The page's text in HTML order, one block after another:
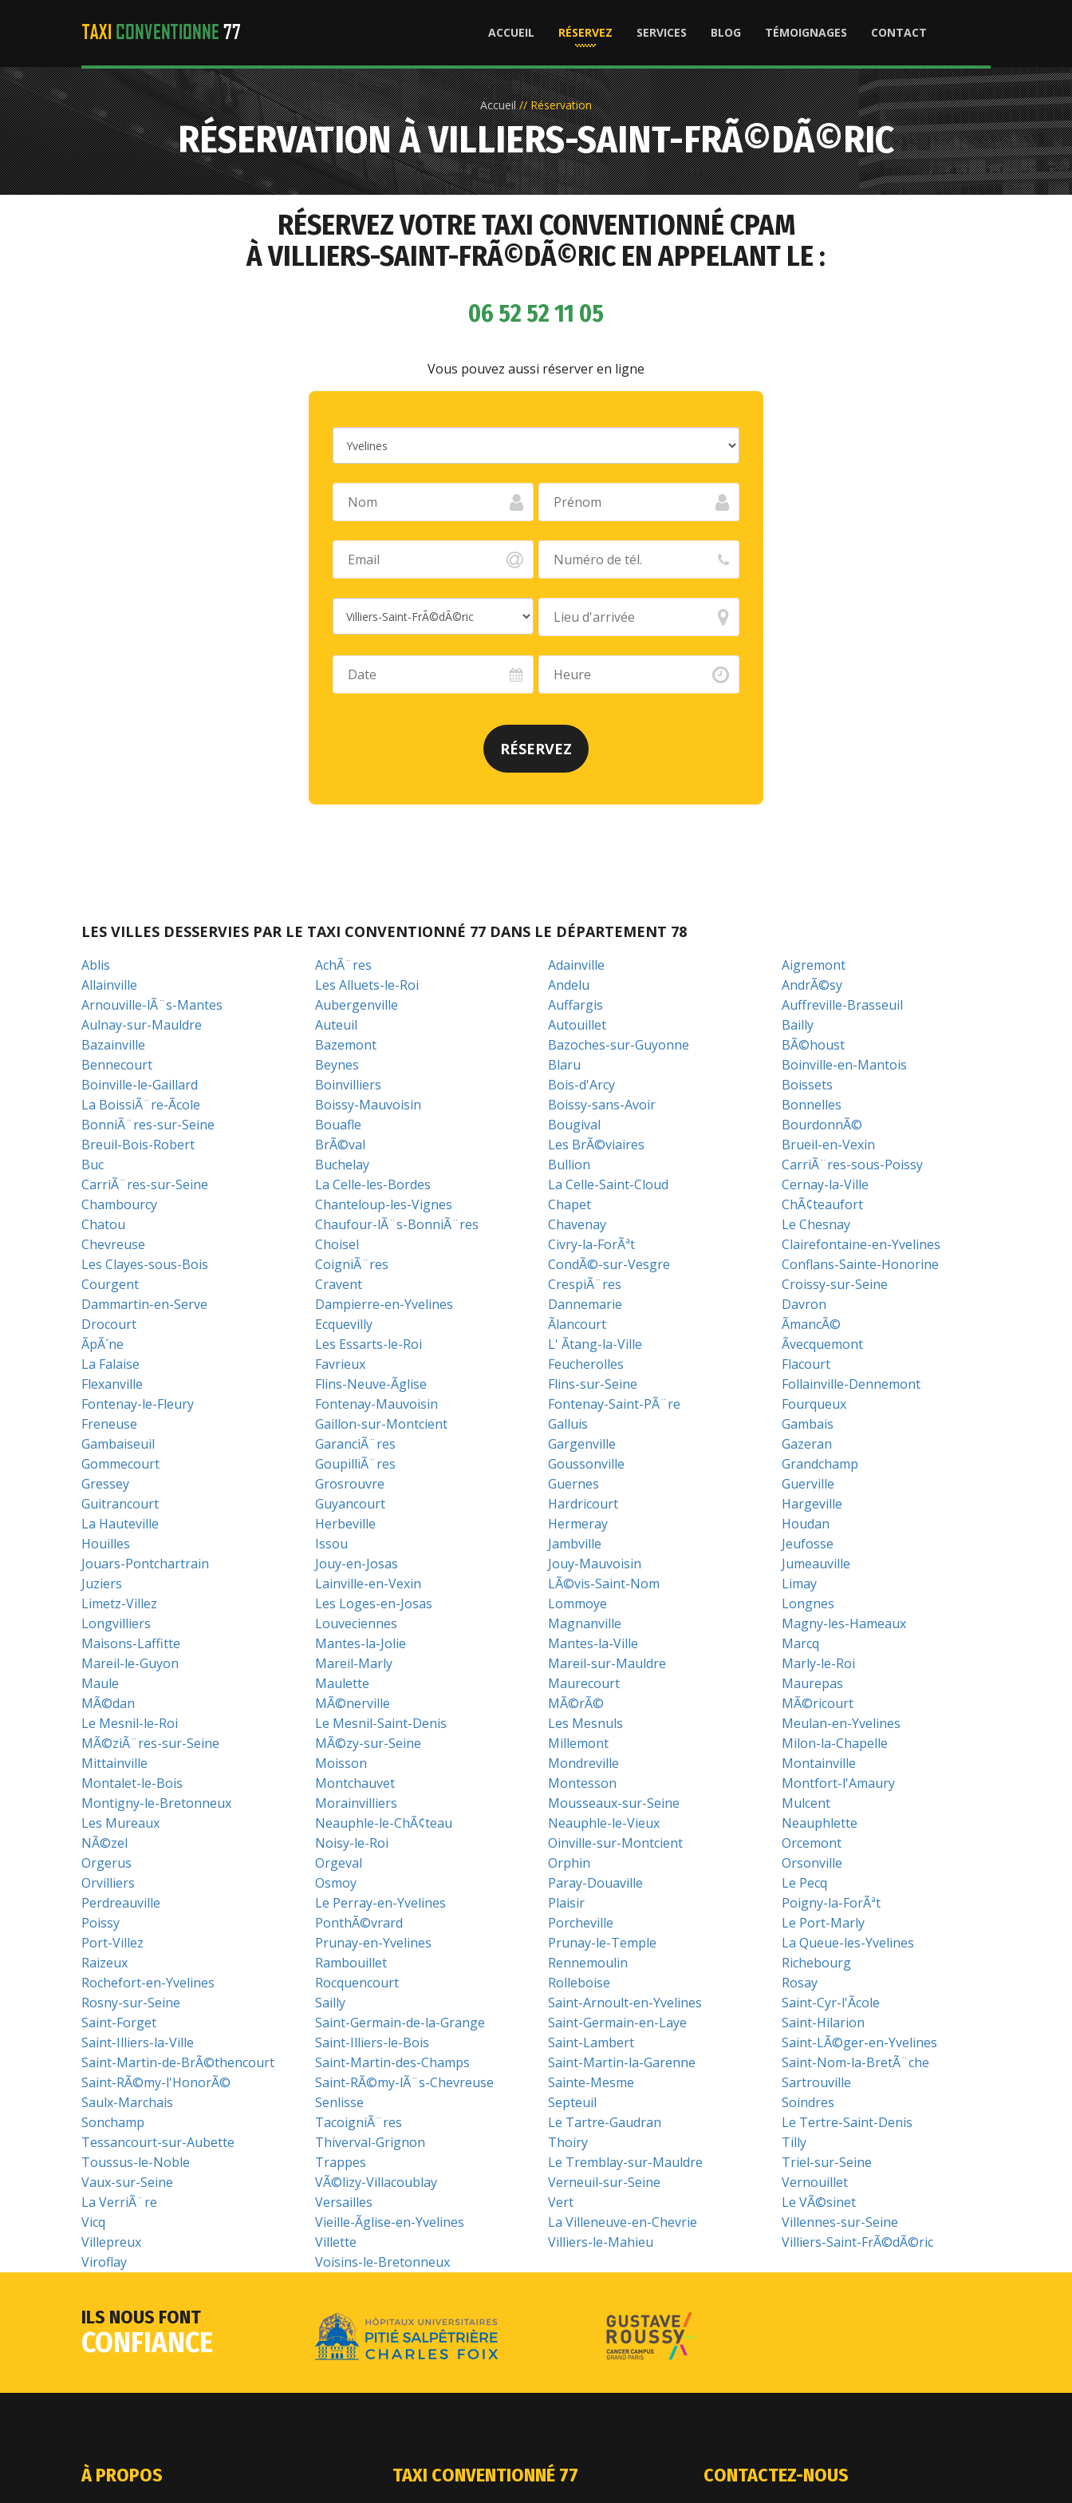
ACCUEIL RÉSERVEZ SERVICES BLOG TÉMOIGNAGES CONTACT
Accueil // Réservation
RÉSERVATION À VILLIERS-SAINT-FRÃ©DÃ©RIC
RÉSERVEZ VOTRE TAXI CONVENTIONNÉ CPAM
À VILLIERS-SAINT-FRÃ©DÃ©RIC EN APPELANT LE :
06 52 52 11 05
Vous pouvez aussi réserver en ligne
LES VILLES DESSERVIES PAR LE TAXI CONVENTIONNÉ 77 DANS LE DÉPARTEMENT 78
Ablis AchÃ¨res Adainville
Aigremont
Allainville
Les Alluets-le-Roi Andelu
AndrÃ©sy
Arnouville-lÃ¨s-Mantes
Aubergenville Auffargis
Auffreville-Brasseuil
Aulnay-sur-Mauldre
Auteuil Autouillet
Bailly
Bazainville
Bazemont Bazoches-sur-Guyonne
BÃ©houst
Bennecourt
Beynes Blaru
Boinville-en-Mantois
Boinville-le-Gaillard
Boinvilliers Bois-d'Arcy
Boissets
La BoissiÃ¨re-Ãcole
Boissy-Mauvoisin Boissy-sans-Avoir
Bonnelles
BonniÃ¨res-sur-Seine
Bouafle Bougival
BourdonnÃ©
Breuil-Bois-Robert
BrÃ©val Les BrÃ©viaires
Brueil-en-Vexin
Buc
Buchelay Bullion
CarriÃ¨res-sous-Poissy
CarriÃ¨res-sur-Seine
La Celle-les-Bordes La Celle-Saint-Cloud
Cernay-la-Ville
Chambourcy
Chanteloup-les-Vignes Chapet
ChÃ¢teaufort
Chatou
Chaufour-lÃ¨s-BonniÃ¨res Chavenay
Le Chesnay
Chevreuse
Choisel Civry-la-ForÃªt
Clairefontaine-en-Yvelines
Les Clayes-sous-Bois
CoigniÃ¨res CondÃ©-sur-Vesgre
Conflans-Sainte-Honorine
Courgent
Cravent CrespiÃ¨res
Croissy-sur-Seine
Dammartin-en-Serve
Dampierre-en-Yvelines Dannemarie
Davron
Drocourt
Ecquevilly Ãlancourt
ÃmancÃ©
ÃpÃ´ne
Les Essarts-le-Roi L' Ãtang-la-Ville
Ãvecquemont
La Falaise
Favrieux Feucherolles
Flacourt
Flexanville
Flins-Neuve-Ãglise Flins-sur-Seine
Follainville-Dennemont
Fontenay-le-Fleury
Fontenay-Mauvoisin Fontenay-Saint-PÃ¨re
Fourqueux
Freneuse
Gaillon-sur-Montcient Galluis
Gambais
Gambaiseuil
GaranciÃ¨res Gargenville
Gazeran
Gommecourt
GoupilliÃ¨res Goussonville
Grandchamp
Gressey
Grosrouvre Guernes
Guerville
Guitrancourt
Guyancourt Hardricourt
Hargeville
La Hauteville
Herbeville Hermeray
Houdan
Houilles
Issou Jambville
Jeufosse
Jouars-Pontchartrain
Jouy-en-Josas Jouy-Mauvoisin
Jumeauville
Juziers
Lainville-en-Vexin LÃ©vis-Saint-Nom
Limay
Limetz-Villez
Les Loges-en-Josas Lommoye
Longnes
Longvilliers
Louveciennes Magnanville
Magny-les-Hameaux
Maisons-Laffitte
Mantes-la-Jolie Mantes-la-Ville
Marcq
Mareil-le-Guyon
Mareil-Marly Mareil-sur-Mauldre
Marly-le-Roi
Maule
Maulette Maurecourt
Maurepas
MÃ©dan
MÃ©nerville MÃ©rÃ©
MÃ©ricourt
Le Mesnil-le-Roi
Le Mesnil-Saint-Denis Les Mesnuls
Meulan-en-Yvelines
MÃ©ziÃ¨res-sur-Seine
MÃ©zy-sur-Seine Millemont
Milon-la-Chapelle
Mittainville
Moisson Mondreville
Montainville
Montalet-le-Bois
Montchauvet Montesson
Montfort-l'Amaury
Montigny-le-Bretonneux
Morainvilliers Mousseaux-sur-Seine
Mulcent
Les Mureaux
Neauphle-le-ChÃ¢teau Neauphle-le-Vieux
Neauphlette
NÃ©zel
Noisy-le-Roi Oinville-sur-Montcient
Orcemont
Orgerus
Orgeval Orphin
Orsonville
Orvilliers
Osmoy Paray-Douaville
Le Pecq
Perdreauville
Le Perray-en-Yvelines Plaisir
Poigny-la-ForÃªt
Poissy
PonthÃ©vrard Porcheville
Le Port-Marly
Port-Villez
Prunay-en-Yvelines Prunay-le-Temple
La Queue-les-Yvelines
Raizeux
Rambouillet Rennemoulin
Richebourg
Rochefort-en-Yvelines
Rocquencourt Rolleboise
Rosay
Rosny-sur-Seine
Sailly Saint-Arnoult-en-Yvelines
Saint-Cyr-l'Ãcole
Saint-Forget
Saint-Germain-de-la-Grange Saint-Germain-en-Laye
Saint-Hilarion
Saint-Illiers-la-Ville
Saint-Illiers-le-Bois Saint-Lambert
Saint-LÃ©ger-en-Yvelines
Saint-Martin-de-BrÃ©thencourt
Saint-Martin-des-Champs Saint-Martin-la-Garenne
Saint-Nom-la-BretÃ¨che
Saint-RÃ©my-l'HonorÃ©
Saint-RÃ©my-lÃ¨s-Chevreuse Sainte-Mesme
Sartrouville
Saulx-Marchais
Senlisse Septeuil
Soindres
Sonchamp
TacoigniÃ¨res Le Tartre-Gaudran
Le Tertre-Saint-Denis
Tessancourt-sur-Aubette
Thiverval-Grignon Thoiry
Tilly
Toussus-le-Noble
Trappes Le Tremblay-sur-Mauldre
Triel-sur-Seine
Vaux-sur-Seine
VÃ©lizy-Villacoublay Verneuil-sur-Seine
Vernouillet
La VerriÃ¨re
Versailles Vert
Le VÃ©sinet
Vicq
Vieille-Ãglise-en-Yvelines La Villeneuve-en-Chevrie
Villennes-sur-Seine
Villepreux
Villette Villiers-le-Mahieu
Villiers-Saint-FrÃ©dÃ©ric
Viroflay
Voisins-le-Bretonneux
ILS NOUS FONT
CONFIANCE
À PROPOS TAXI CONVENTIONNÉ 77 CONTACTEZ-NOUS